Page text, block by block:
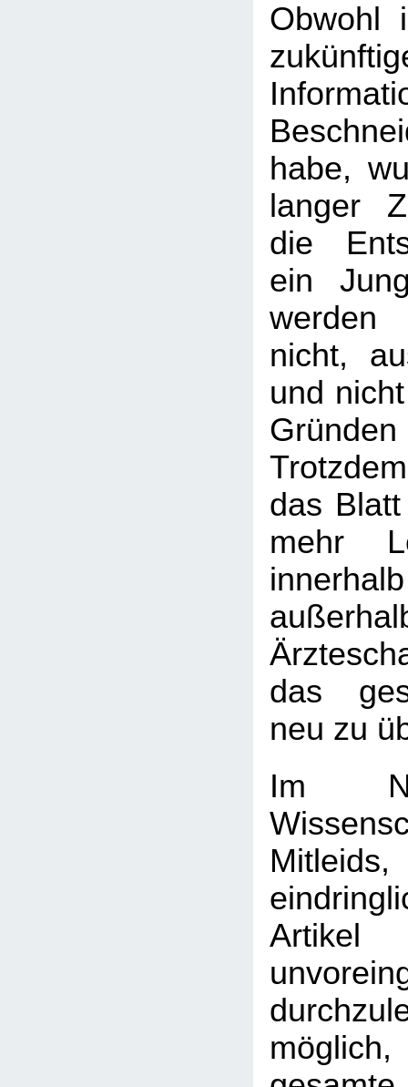
Obwohl
habe,
langer
die
ein
nicht,
und
das
mehr
das
neu zu
Im
Artikel